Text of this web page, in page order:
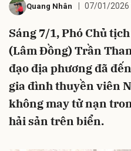
Quang Nhân 07/01/2026
Sáng 7/1, Phó Chủ
(Lâm Đồng) Trần
đạo địa phương đã
gia đình thuyền viên
không may tử nạn
hải sản trên biển.